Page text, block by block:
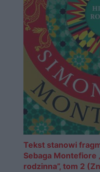
Tekst stanowi
Sebaga Montefiore
rodzinna”, tom 2